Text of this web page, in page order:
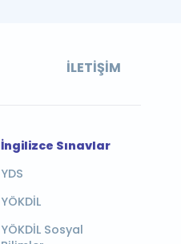
İLETIŞIM
İngilizce Sınavlar
YDS
YÖKDİL
YÖKDİL Sosyal